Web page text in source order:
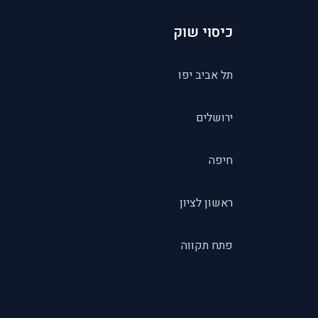
כיסוי שוק
תל אביב יפו
ירושלים
חיפה
ראשון לציון
פתח תקווה